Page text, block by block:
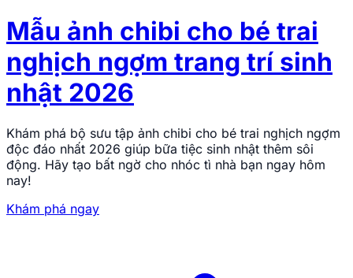
Mẫu ảnh chibi cho bé trai
nghịch ngợm trang trí sinh
nhật 2026
Khám phá bộ sưu tập ảnh chibi cho bé trai nghịch ngợm
độc đáo nhất 2026 giúp bữa tiệc sinh nhật thêm sôi
động. Hãy tạo bất ngờ cho nhóc tì nhà bạn ngay hôm
nay!
Khám phá ngay